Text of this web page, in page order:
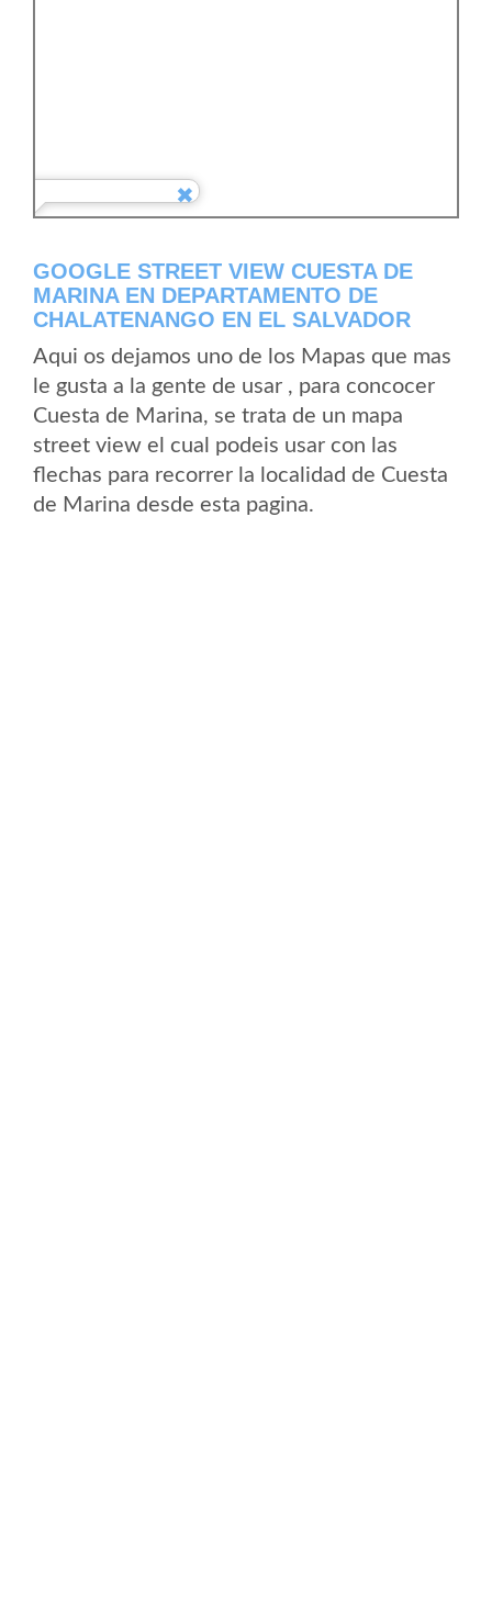
GOOGLE STREET VIEW CUESTA DE
MARINA EN DEPARTAMENTO DE
CHALATENANGO EN EL SALVADOR
Aqui os dejamos uno de los Mapas que mas
le gusta a la gente de usar , para concocer
Cuesta de Marina, se trata de un mapa
street view el cual podeis usar con las
flechas para recorrer la localidad de Cuesta
de Marina desde esta pagina.